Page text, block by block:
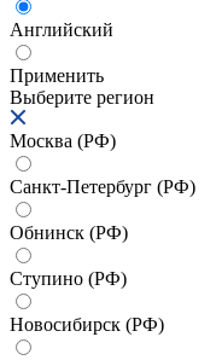
Английский
Применить
Выберите регион
Москва (РФ)
Санкт-Петербург (РФ)
Обнинск (РФ)
Ступино (РФ)
Новосибирск (РФ)